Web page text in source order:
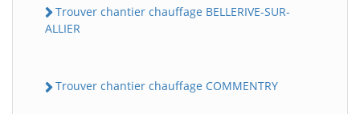
Trouver chantier chauffage BELLERIVE-SUR-
ALLIER
Trouver chantier chauffage COMMENTRY